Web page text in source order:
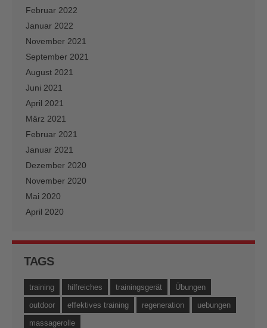
Februar 2022
Januar 2022
November 2021
September 2021
August 2021
Juni 2021
April 2021
März 2021
Februar 2021
Januar 2021
Dezember 2020
November 2020
Mai 2020
April 2020
TAGS
training hilfreiches trainingsgerät
Übungen
outdoor
effektives training regeneration
uebungen
massagerolle